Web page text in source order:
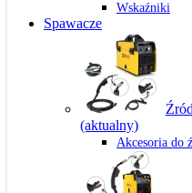
Wskaźniki
Spawacze
(aktualny)
Akcesoria do